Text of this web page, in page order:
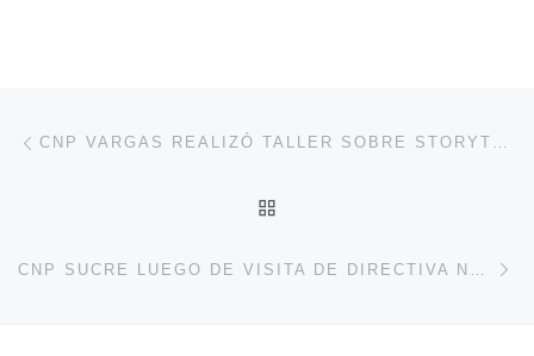
Navegación de entradas CNP VARGAS REALIZÓ TALLER SOBRE STORYTELLING PARA PERIODISTAS